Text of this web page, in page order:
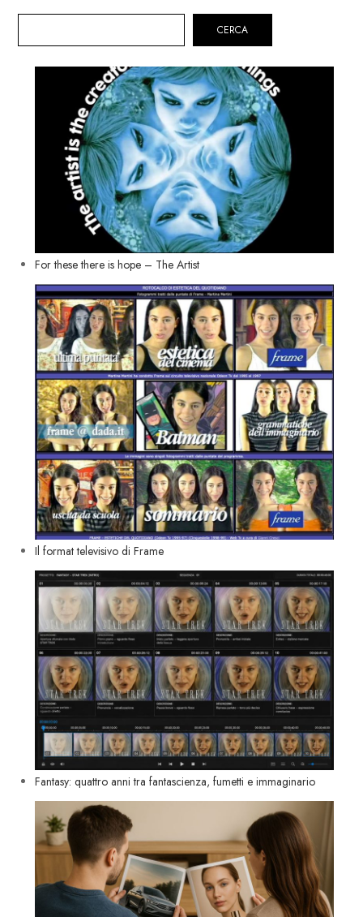
CERCA
For these there is hope – The Artist
Il format televisivo di Frame
Fantasy: quattro anni tra fantascienza, fumetti e immaginario